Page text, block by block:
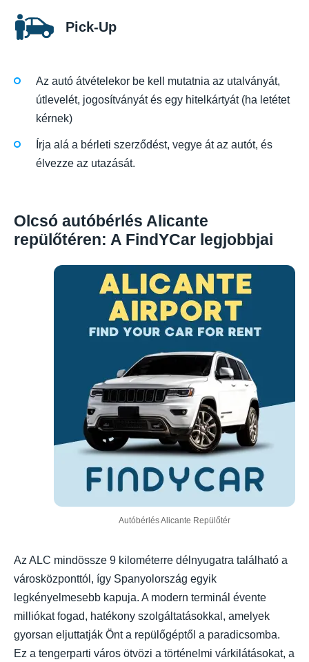
Pick-Up
Az autó átvételekor be kell mutatnia az utalványát,
útlevelét, jogosítványát és egy hitelkártyát (ha letétet
kérnek)
Írja alá a bérleti szerződést, vegye át az autót, és
élvezze az utazását.
Olcsó autóbérlés Alicante
repülőtéren: A FindYCar legjobbjai
Autóbérlés Alicante Repülőtér
Az ALC mindössze 9 kilométerre délnyugatra található a
városközponttól, így Spanyolország egyik
legkényelmesebb kapuja. A modern terminál évente
milliókat fogad, hatékony szolgáltatásokkal, amelyek
gyorsan eljuttatják Önt a repülőgéptől a paradicsomba.
Ez a tengerparti város ötvözi a történelmi várkilátásokat, a